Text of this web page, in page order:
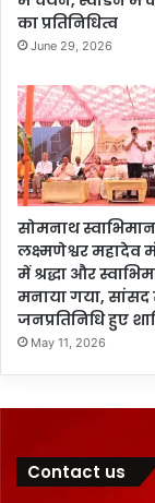
का प्रतिनिधित्व
June 29, 2026
सोमनाथ स्वाभिमान
लक्ष्मणेश्वर महादेव
में श्रद्धा और
मनाया गया, सांसद
जनप्रतिनिधि हुए
May 11, 2026
Contact us